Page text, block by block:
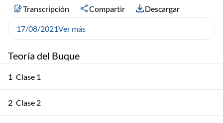
Teoría del Buque
1 Clase 1
2 Clase 2
Transcripción Compartir Descargar
17/08/2021Ver más